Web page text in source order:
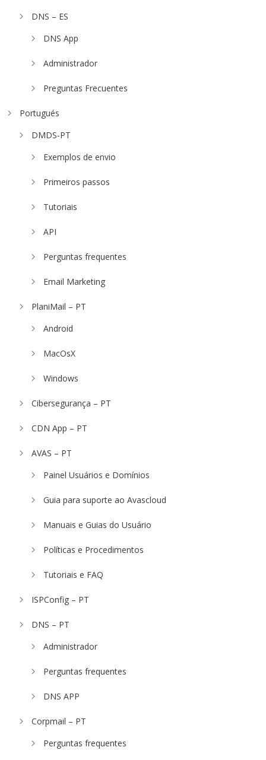
DNS – ES
DNS App
Administrador
Preguntas Frecuentes
Portugués
DMDS-PT
Exemplos de envio
Primeiros passos
Tutoriais
API
Perguntas frequentes
Email Marketing
PlaniMail – PT
Android
MacOsX
Windows
Cibersegurança – PT
CDN App – PT
AVAS – PT
Painel Usuários e Domínios
Guia para suporte ao Avascloud
Manuais e Guias do Usuário
Políticas e Procedimentos
Tutoriais e FAQ
ISPConfig – PT
DNS – PT
Administrador
Perguntas frequentes
DNS APP
Corpmail – PT
Perguntas frequentes